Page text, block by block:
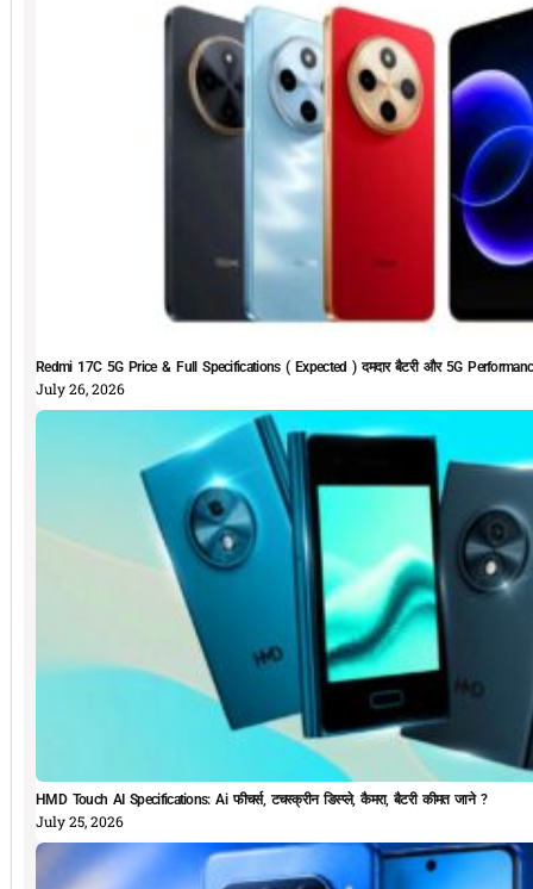
Redmi 17C 5G Price & Full Specifications ( Expected ) दमदार बैटरी और 5G
July 26, 2026
HMD Touch AI Specifications: Ai फीचर्स, टचस्क्रीन डिस्प्ले, कैमरा, बैटरी कीमत जाने ?
July 25, 2026